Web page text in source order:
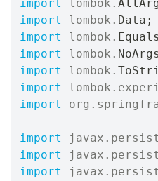
import
lombok .
import
lombok . Data ;
import
lombok .
import
lombok .
import
lombok .
import
lombok .
import
org .
import javax .
import
javax .
import
javax .